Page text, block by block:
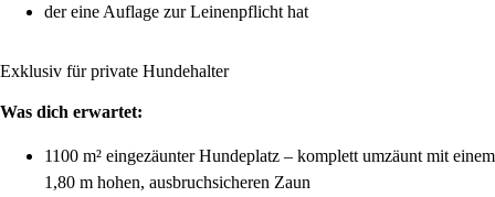
der eine Auflage zur Leinenpflicht hat
Exklusiv für private Hundehalter
Was dich erwartet:
1100 m² eingezäunter Hundeplatz – komplett umzäunt mit einem
1,80 m hohen, ausbruchsicheren Zaun